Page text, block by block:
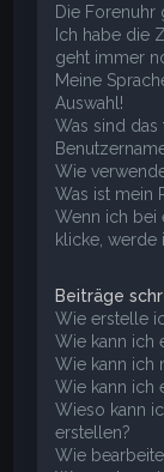
Die Forenuhr
Ich habe die
geht immer
Meine
Auswahl!
Was sind
Wie
Was ist mein
Wenn ich bei
klicke, werde
Beiträge
Wie erstelle
Wie kann ich
Wie kann ich
Wie kann ich
Wieso kann
erstellen?
Wie